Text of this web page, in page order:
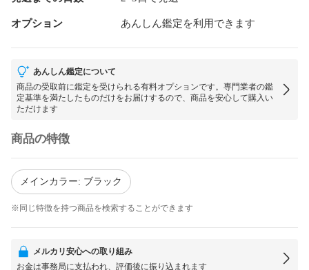
オプション あんしん鑑定を利用できます
あんしん鑑定について
商品の受取前に鑑定を受けられる有料オプションです。専門業者の鑑
定基準を満たしたものだけをお届けするので、商品を安心して購入い
ただけます
商品の特徴
メインカラー: ブラック
※同じ特徴を持つ商品を検索することができます
メルカリ安心への取り組み
お金は事務局に支払われ、評価後に振り込まれます